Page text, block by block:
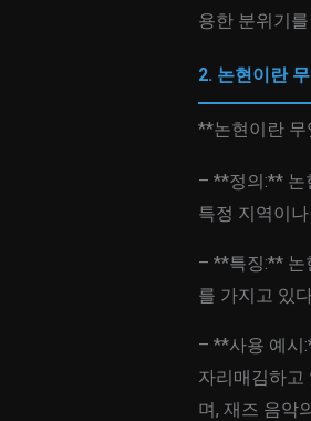
용한 분위기
2. 논현이란
**논현이란
– **정의:** 논
특정 지역이
– **특징:** 논
를 가지고 있
– **사용 예시
자리매김하고
며, 재즈 음악